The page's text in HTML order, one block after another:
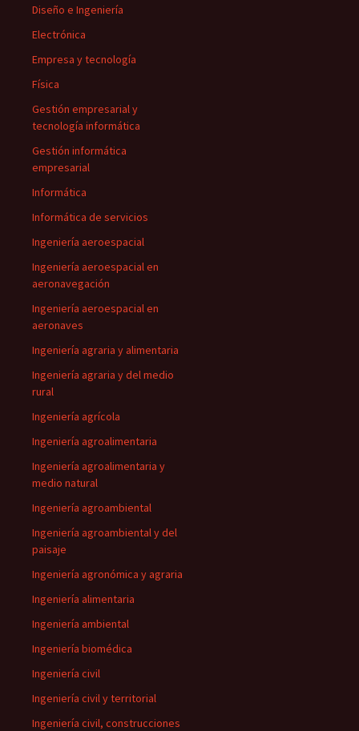
Diseño e Ingeniería
Electrónica
Empresa y tecnología
Física
Gestión empresarial y
tecnología informática
Gestión informática
empresarial
Informática
Informática de servicios
Ingeniería aeroespacial
Ingeniería aeroespacial en
aeronavegación
Ingeniería aeroespacial en
aeronaves
Ingeniería agraria y alimentaria
Ingeniería agraria y del medio
rural
Ingeniería agrícola
Ingeniería agroalimentaria
Ingeniería agroalimentaria y
medio natural
Ingeniería agroambiental
Ingeniería agroambiental y del
paisaje
Ingeniería agronómica y agraria
Ingeniería alimentaria
Ingeniería ambiental
Ingeniería biomédica
Ingeniería civil
Ingeniería civil y territorial
Ingeniería civil, construcciones